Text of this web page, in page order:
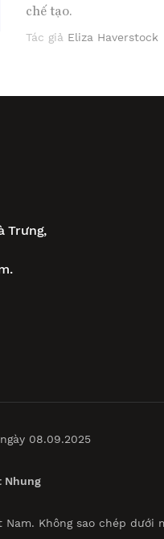
chế tạo.
Tác giả Eliza Haverstock
Trưng,
08.09.2025
Nhung
Nam. Không sao chép